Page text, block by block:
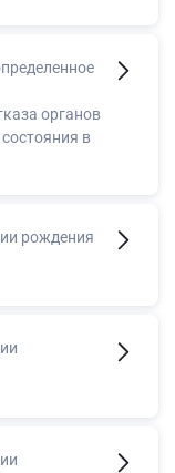
органов
в
рождения